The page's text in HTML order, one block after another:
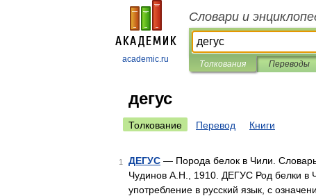
academic.ru
Словари и
Толкования Переводы
дегус
Толкование Перевод Книги
1 ДЕГУС — Порода белок в Чили. Словарь
Чудинов А.Н., 1910. ДЕГУС Род белки в
употребление в русский язык, с